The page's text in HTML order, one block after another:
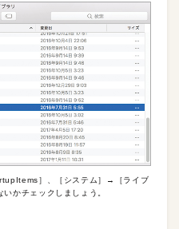
］、［システム］→［ライブ
かチェックしましょう。